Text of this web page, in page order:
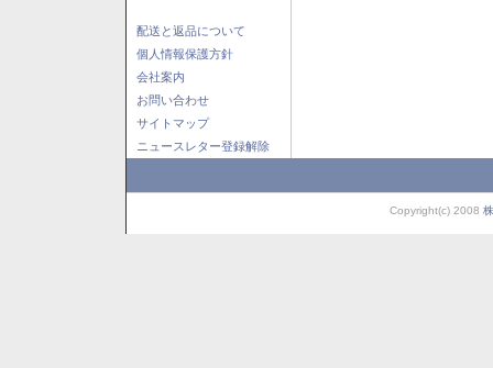
配送と返品について
個人情報保護方針
会社案内
お問い合わせ
サイトマップ
ニュースレター登録解除
Copyright(c) 2008